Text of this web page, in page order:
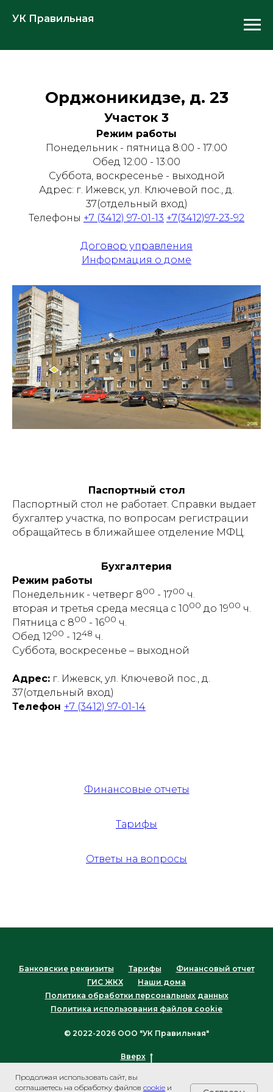
УК Правильная
Орджоникидзе, д. 23
Участок 3
Режим работы
Понедельник - пятница 8:00 - 17:00
Обед 12:00 - 13:00
Суббота, воскресенье - выходной
Адрес: г. Ижевск, ул. Ключевой пос., д.
37(отдельный вход)
Телефоны +7 (3412) 97-01-13 +7(3412)97-23-92
Договор управления
Информация о доме
Паспортный стол
Паспортный стол не работает. Справки выдает
бухгалтер участка, по вопросам регистрации
обращайтесь в ближайшее отделение МФЦ.
Бухгалтерия
Режим работы
Понедельник - четверг 800 - 1700 ч.
вторая и третья среда месяца с 1000 до 1900 ч.
Пятница с 800 - 1600 ч.
Обед 1200 - 1248 ч.
Суббота, воскресенье – выходной
Адрес: г. Ижевск, ул. Ключевой пос., д.
37(отдельный вход)
Телефон +7 (3412) 97-01-14
Финансовые отчеты
Тарифы
Ответы на вопросы
Банковские реквизиты Тарифы
Финансовый отчет
ГИС ЖКХ
Наши дома
Политика обработки персональных данных
Политика использования файлов cookie
© 2022-2026 ООО "УК Правильная"
Вверх
Продолжая использовать сайт, вы
соглашаетесь на обработку файлов cookie и